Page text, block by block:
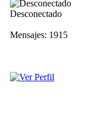
Desconectado
Mensajes: 1915